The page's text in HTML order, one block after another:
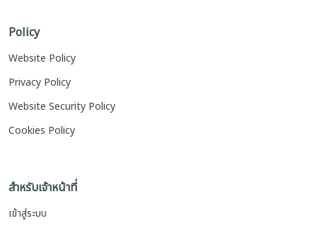
Policy
Website Policy
Privacy Policy
Website Security Policy
Cookies Policy
สำหรับเจ้าหน้าที่
เข้าสู่ระบบ